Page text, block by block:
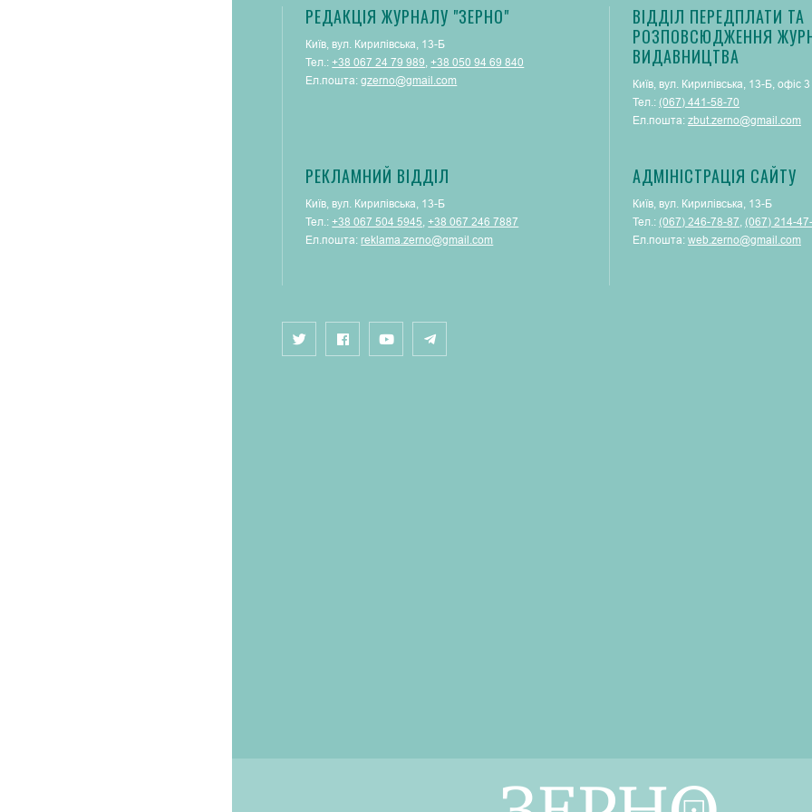
РЕДАКЦІЯ ЖУРНАЛУ "ЗЕРНО"
Київ, вул. Кирилівська, 13-Б
Тел.:+38 067 24 79 989 ,+38 050 94 69 840
Ел.пошта:gzerno@gmail.com
ВІДДІЛ ПЕРЕДПЛАТИ ТА
РОЗПОВСЮДЖЕННЯ
ВИДАВНИЦТВА
Київ, вул. Кирилівська, 13-Б, офіс 3
Тел.: (067) 441-58-70
Ел.пошта: zbut.zerno@gmail.com
РЕКЛАМНИЙ ВІДДІЛ
Київ, вул. Кирилівська, 13-Б
Тел.:+38 067 504 5945 ,+38 067 246 7887
Ел.пошта:reklama.zerno@gmail.com
АДМІНІСТРАЦІЯ САЙТУ
Київ, вул. Кирилівська, 13-Б
Тел.: (‎067) 246-78-87 (067) 214-
Ел.пошта: web.zerno@gmail.com